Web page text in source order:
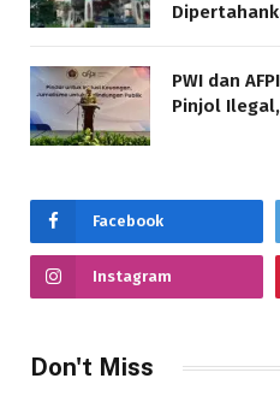
PWI dan
Pinjol
Facebook
Instagram
Don't Miss